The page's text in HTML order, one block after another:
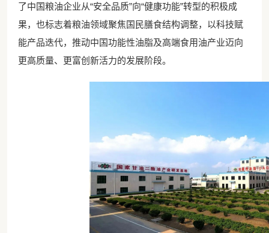
了中国粮油企业从“安全品质”向“健康功能”转型的积极成
果，也标志着粮油领域聚焦国民膳食结构调整，以科技赋
能产品迭代，推动中国功能性油脂及高端食用油产业迈向
更高质量、更富创新活力的发展阶段。